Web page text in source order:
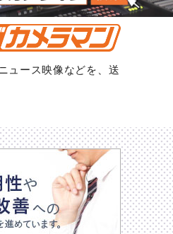
ュース映像などを、送